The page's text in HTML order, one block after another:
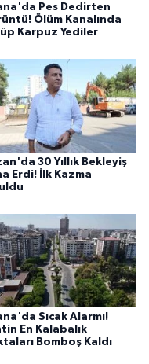
Pes Dedirten
Ölüm Kanalında
Karpuz Yediler
30 Yıllık Bekleyiş
Erdi! İlk Kazma
Sıcak Alarmı!
En Kalabalık
Bomboş Kaldı